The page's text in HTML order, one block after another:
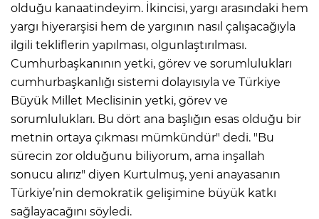
olduğu kanaatindeyim. İkincisi, yargı arasındaki hem
yargı hiyerarşisi hem de yargının nasıl çalışacağıyla
ilgili tekliflerin yapılması, olgunlaştırılması.
Cumhurbaşkanının yetki, görev ve sorumlulukları
cumhurbaşkanlığı sistemi dolayısıyla ve Türkiye
Büyük Millet Meclisinin yetki, görev ve
sorumlulukları. Bu dört ana başlığın esas olduğu bir
metnin ortaya çıkması mümkündür" dedi. "Bu
sürecin zor olduğunu biliyorum, ama inşallah
sonucu alırız" diyen Kurtulmuş, yeni anayasanın
Türkiye’nin demokratik gelişimine büyük katkı
sağlayacağını söyledi.